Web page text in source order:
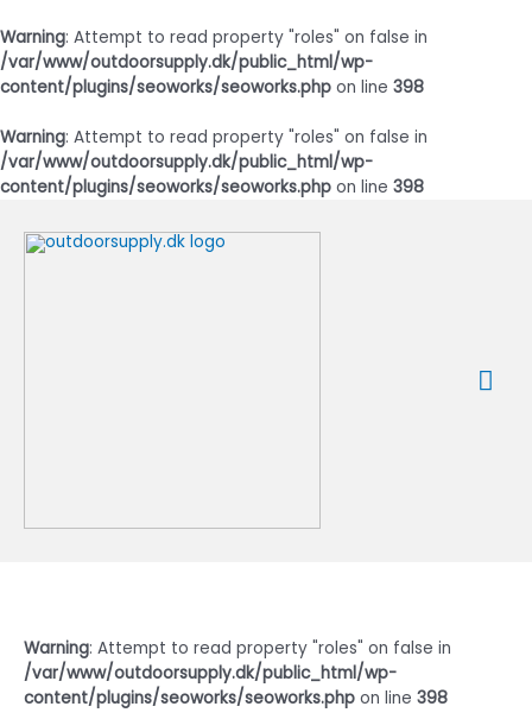
Warning: Attempt to read property "roles" on false in
/var/www/outdoorsupply.dk/public_html/wp-
content/plugins/seoworks/seoworks.php on line 398
Warning: Attempt to read property "roles" on false in
/var/www/outdoorsupply.dk/public_html/wp-
content/plugins/seoworks/seoworks.php on line 398
indholdet
Warning: Attempt to read property "roles" on false in
/var/www/outdoorsupply.dk/public_html/wp-
content/plugins/seoworks/seoworks.php on line 398